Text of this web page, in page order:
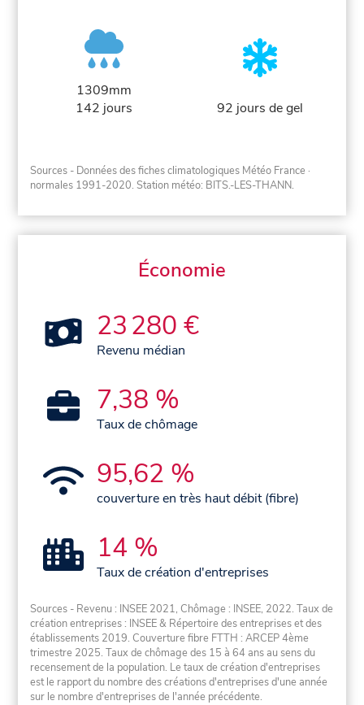
1309mm
142 jours
92 jours de gel
Sources - Données des fiches climatologiques Météo France ·
normales 1991-2020. Station météo: BITS.-LES-THANN.
Économie
23 280 €
Revenu médian
7,38 %
Taux de chômage
95,62 %
couverture en très haut débit (fibre)
14 %
Taux de création d'entreprises
Sources - Revenu : INSEE 2021, Chômage : INSEE, 2022. Taux de
création entreprises : INSEE & Répertoire des entreprises et des
établissements 2019. Couverture fibre FTTH : ARCEP 4ème
trimestre 2025. Taux de chômage des 15 à 64 ans au sens du
recensement de la population. Le taux de création d'entreprises
est le rapport du nombre des créations d'entreprises d'une année
sur le nombre d'entreprises de l'année précédente.